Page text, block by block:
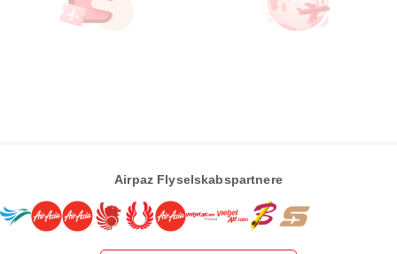
Airpaz Flyselskabspartnere